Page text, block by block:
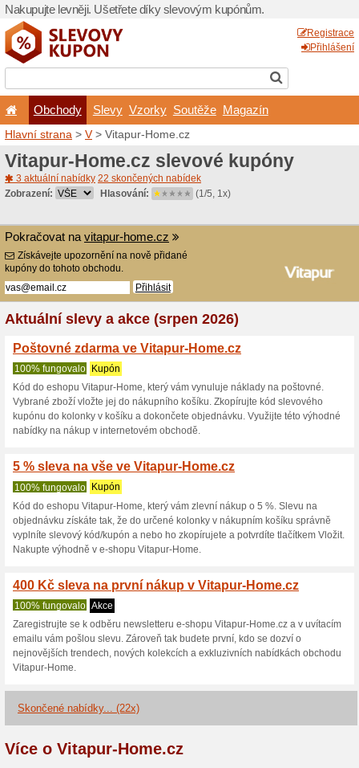
Nakupujte levněji.
Obchody Slevy
Hlavní strana > >
Vitapur-
Zobrazení:
Pokračovat navitapur-
Získávejte upozornění na
kupóny do tohoto obchodu.